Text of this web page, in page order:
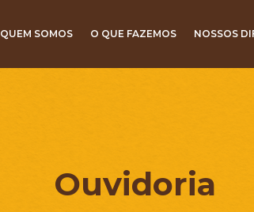
QUEM SOMOS O QUE FAZEMOS NOSSOS
Ouvidoria